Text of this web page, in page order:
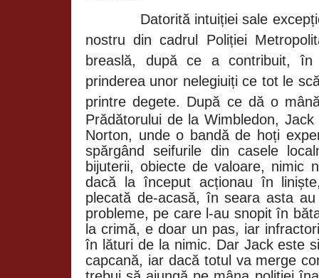
Datorită intuiției sale
nostru din cadrul Poliției
breaslă, după ce a contribuit, în
prinderea unor nelegiuiți ce tot le
printre degete. După ce dă o
Prădătorului de laWimbledon,
Norton, unde o bandă de hoți
spărgând seifurile din casele
bijuterii, obiecte de valoare, nimic
dacă la început acționau în
plecată de-acasă, în seara asta
probleme, pe care l-au snopit în
la crimă, e doar un pas, iar
în lături de la nimic. Dar Jack este
capcană, iar dacă totul va merge